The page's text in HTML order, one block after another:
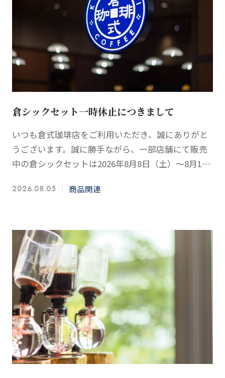
倉シックセット一時休止につきまして
いつも倉式珈琲店をご利用いただき、誠にありがと
うございます。誠に勝手ながら、一部店舗にて販売
中の倉シックセットは2026年8月8日（土）～8月16
ていただ…
2026.08.05 商品関連